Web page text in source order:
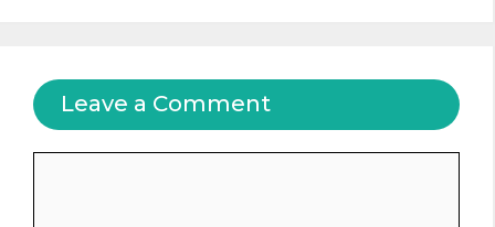
Leave a Comment